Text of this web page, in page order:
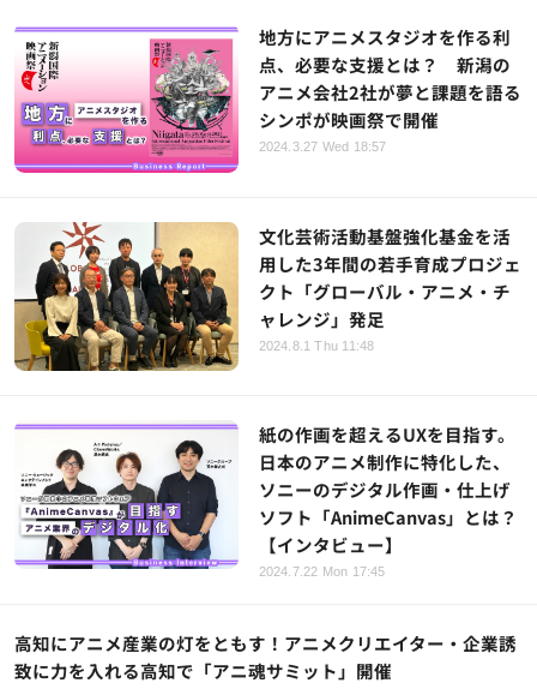
地方にアニメスタジオを作る利
点、必要な支援とは？ 新潟の
アニメ会社2社が夢と課題を語る
シンポが映画祭で開催
2024.3.27 Wed 18:57
文化芸術活動基盤強化基金を活
用した3年間の若手育成プロジェ
クト「グローバル・アニメ・チ
ャレンジ」発足
2024.8.1 Thu 11:48
紙の作画を超えるUXを目指す。
日本のアニメ制作に特化した、
ソニーのデジタル作画・仕上げ
ソフト「AnimeCanvas」とは？
【インタビュー】
2024.7.22 Mon 17:45
高知にアニメ産業の灯をともす！アニメクリエイター・企業誘
致に力を入れる高知で「アニ魂サミット」開催